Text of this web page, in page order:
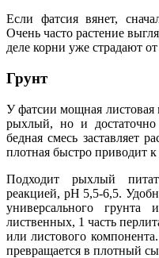
Если фатсия вянет,
Очень часто растение
деле корни уже страдают
Грунт
У фатсии мощная листовая
рыхлый, но и достаточно
бедная смесь заставляет
плотная быстро приводит
Подходит рыхлый
реакцией, pH 5,5-6,5.
универсального грунта
лиственных, 1 часть
или листового
превращается в плотный